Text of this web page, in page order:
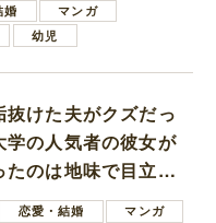
婚
マンガ
幼児
抜けた夫がクズだっ
学の人気者の彼女が
たのは地味で目立た
学生
恋愛・結婚
マンガ